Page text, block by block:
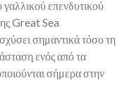
επενδυτικού
Great Sea
σημαντικά τόσο τη
ενός από τα
σήμερα στην